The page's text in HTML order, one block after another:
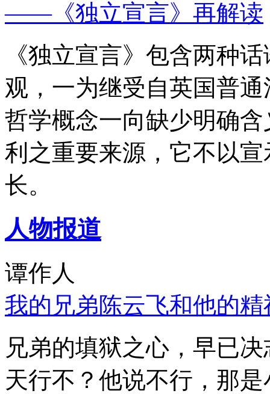
——《独立宣言》再解读
《独立宣言》包含两种
观，一为继受自英国普
哲学概念一向缺少明确
利之重要来源，它不以
长。
人物报道
谭作人
我的兄弟陈云飞和他的
兄弟的填狱之心，早已
天行不？他说不行，那